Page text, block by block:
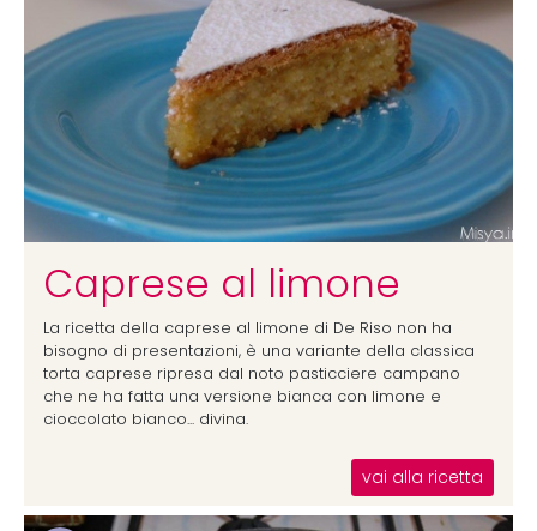
Caprese al limone
La ricetta della caprese al limone di De Riso non ha
bisogno di presentazioni, è una variante della classica
torta caprese ripresa dal noto pasticciere campano
che ne ha fatta una versione bianca con limone e
cioccolato bianco... divina.
vai alla ricetta